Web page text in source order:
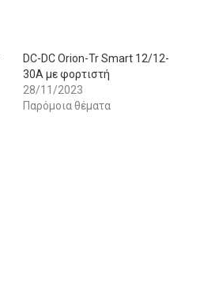
DC-DC Orion-Tr Smart 12/12-
30A με φορτιστή
28/11/2023
Παρόμοια θέματα